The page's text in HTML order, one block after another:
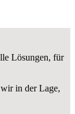
Lösungen, für
in der Lage,